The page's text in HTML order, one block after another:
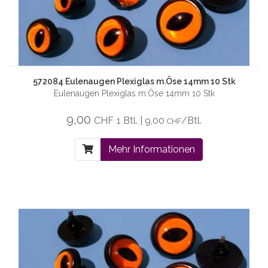
572084 Eulenaugen Plexiglas m.Öse 14mm 10 Stk
Eulenaugen Plexiglas m.Öse 14mm 10 Stk
9,00 CHF 1 Btl. | 9,00 CHF/Btl.
Mehr Informationen